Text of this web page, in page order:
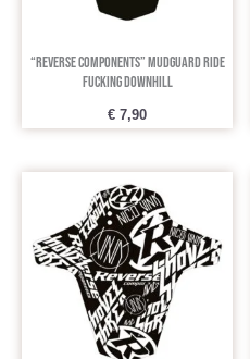
“Reverse Components” Mudguard Ride
Fucking Downhill
€ 7,90